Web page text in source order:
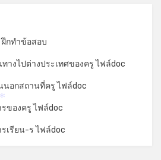
กทำข้อสอบ
งไปต่างประเทศของครู ไฟล์doc
อกสถานที่ครู ไฟล์doc
ของครู ไฟล์doc
เรียน-ร ไฟล์doc